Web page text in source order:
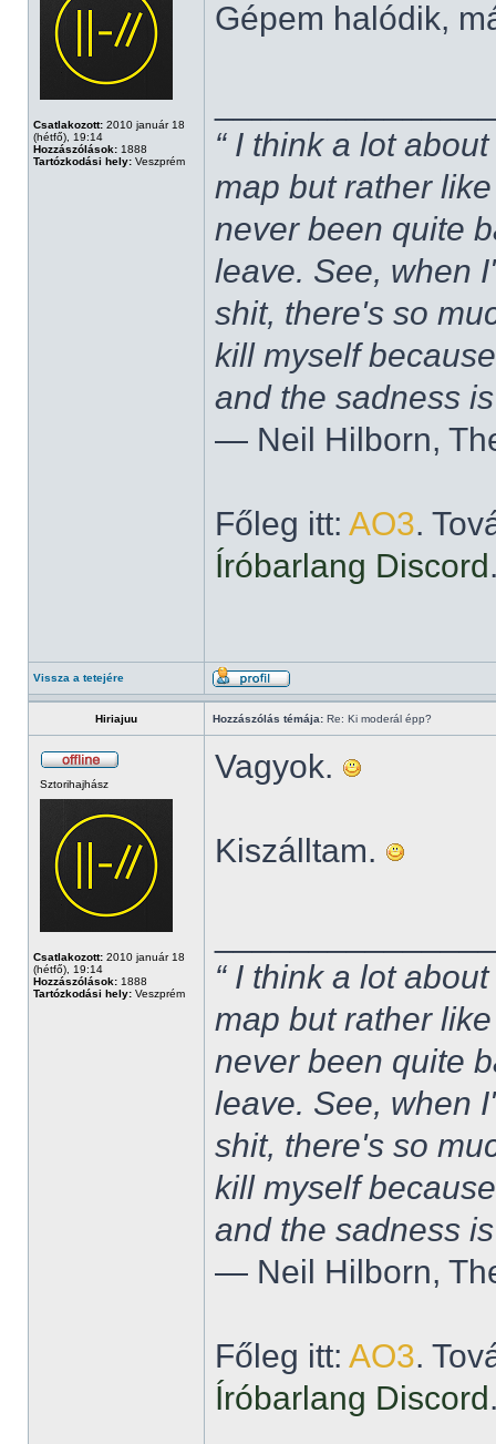
Csatlakozott: 2010 január 18
(hétfő), 19:14
Hozzászólások: 1888
Tartózkodási hely: Veszprém
Gépem halódik,
“ I think a lot
map but rather
never been quite
leave. See, when
shit, there's so
kill myself
and the sadness
― Neil Hilborn,
Főleg itt: AO3.
Íróbarlang Discord
Vissza a tetejére
Hiriajuu Hozzászólás témája: Re: Ki moderál épp?
Sztorihajhász
Csatlakozott: 2010 január 18
(hétfő), 19:14
Hozzászólások: 1888
Tartózkodási hely: Veszprém
Vagyok.
Kiszálltam.
“ I think a lot
map but rather
never been quite
leave. See, when
shit, there's so
kill myself
and the sadness
― Neil Hilborn,
Főleg itt: AO3.
Íróbarlang Discord